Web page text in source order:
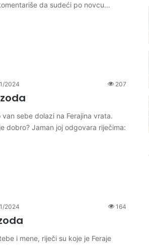
da sudeći po novcu…
2024 207
van sebe dolazi na Ferajina vrata.
dobro? Jaman joj odgovara riječima:
2024 164
i mene, riječi su koje je Feraje